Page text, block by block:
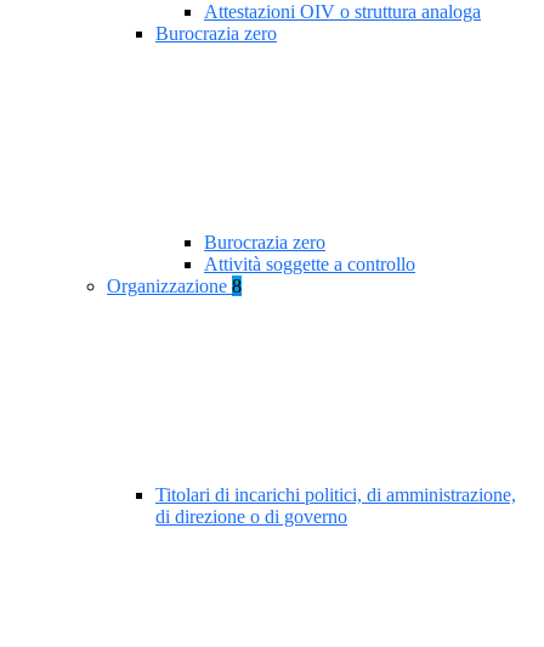
Attestazioni OIV o struttura analoga
Burocrazia zero
Burocrazia zero
Attività soggette a controllo
Organizzazione 8
Titolari di incarichi politici, di amministrazione,
di direzione o di governo